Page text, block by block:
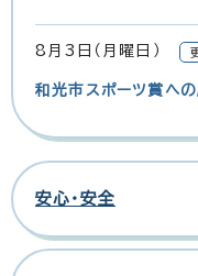
8月3日（月曜日）
和光市スポーツ賞へ
安心・安全